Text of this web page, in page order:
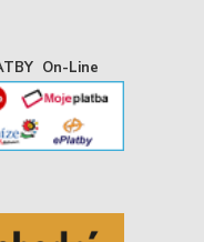
On-Line